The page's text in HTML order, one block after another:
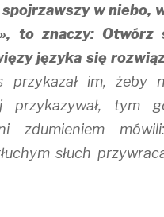
w niebo,
to znaczy: Otwórz
języka się
przykazał im, żeby
przykazywał, tym
zdumieniem
słuch